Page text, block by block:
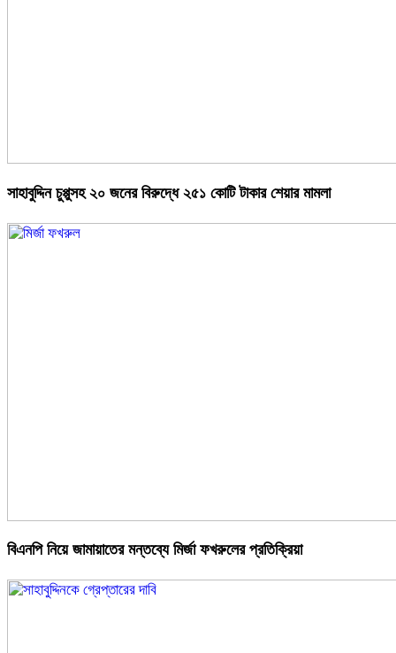
সাহাবুদ্দিন চুপ্পুসহ ২০ জনের বিরুদ্ধে ২৫১ কোটি টাকার শেয়ার মামলা
বিএনপি নিয়ে জামায়াতের মন্তব্যে মির্জা ফখরুলের প্রতিক্রিয়া